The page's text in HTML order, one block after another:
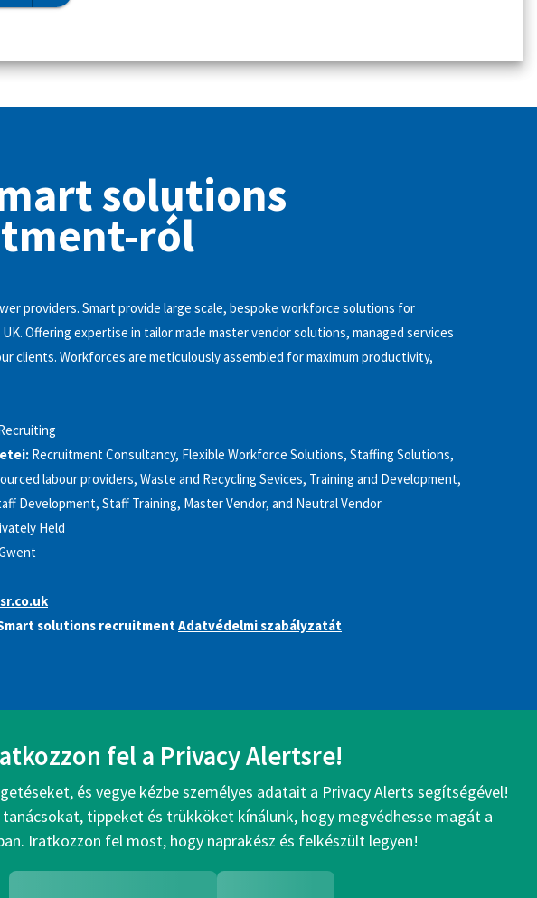
solutions
ról
providers. Smart provide large scale, bespoke workforce solutions for
Offering expertise in tailor made master vendor solutions, managed services
clients. Workforces are meticulously assembled for maximum productivity,
Recruitment Consultancy, Flexible Workforce Solutions, Staffing Solutions,
labour providers, Waste and Recycling Sevices, Training and Development,
Development, Staff Training, Master Vendor, and Neutral Vendor
Held
solutions recruitmentAdatvédelmi szabályzatát
fel a Privacy Alertsre!
és vegye kézbe személyes adatait a Privacy Alerts segítségével!
tippeket és trükköket kínálunk, hogy megvédhesse magát a
Iratkozzon fel most, hogy naprakész és felkészült legyen!